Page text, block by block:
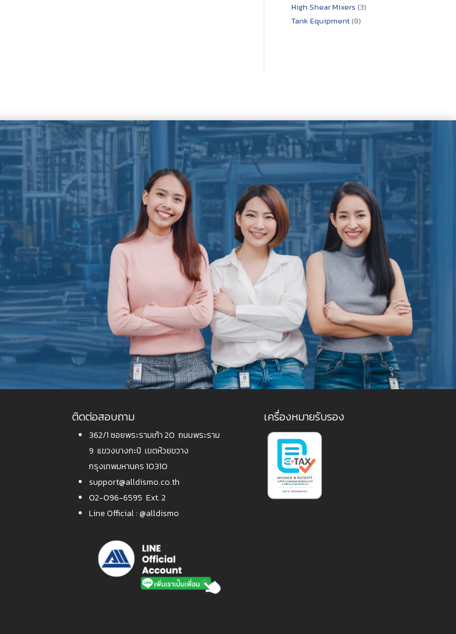
High Shear Mixers 33
Tank Equipment 88
ติดต่อสอบถาม
362/1 ซอยพระรามเก้า 20 ถนนพระราม
9 แขวงบางกะปิ เขตห้วยขวาง
กรุงเทพมหานคร 10310
support@alldismo.co.th
02-096-6595 Ext. 2
Line Official :@alldismo
เครื่องหมายรับรอง